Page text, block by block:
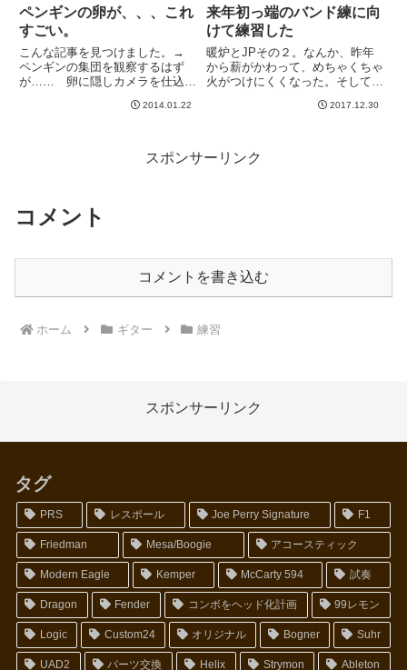
ペンギンの卵が、、、これ
すごい。
こんな記事を見つけました。→
ペンギンの集団を観察するはず
が…… 卵に隠しカメラを仕込ん
ンのコロニーを観察するために卵
つが、本物の卵と勘違いして、む
2014.01.22
来年初っ端のバンド練に向
けて練習した
暖炉とJPその２。なんか、昨年
から薪がかわって、めちゃくちゃ
火がつけにくくなった。そして今
い。でも天気は良いので雪が降ら
だけど。この2月２４日のライ
ブ...
2017.12.30
スポンサーリンク
コメント
コメントを書き込む
ホーム ギター 練習
スポンサーリンク
タグ
PRS レスポール Joe Perry Signature F1
Friedman Mesa/Boogie アコースティック
Modern Eagle Kemper McCarty 594 試奏
Dragon Fender コンボをヘッド化計画 99レモン
Logic Custom24 オリジナル Bogner Suhr
UAD2 パーツ交換 Helix Strymon Ableton